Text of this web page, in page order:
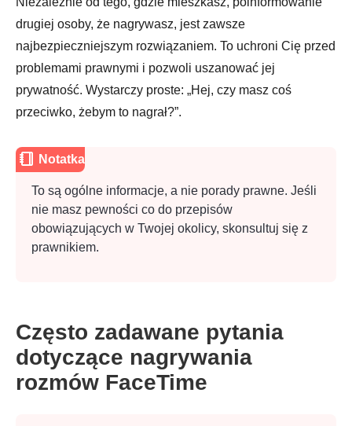
drugiej osoby, że nagrywasz, jest zawsze
najbezpieczniejszym rozwiązaniem. To uchroni Cię przed
problemami prawnymi i pozwoli uszanować jej
prywatność. Wystarczy proste: „Hej, czy masz coś
przeciwko, żebym to nagrał?”.
Notatka
To są ogólne informacje, a nie porady prawne. Jeśli
nie masz pewności co do przepisów
obowiązujących w Twojej okolicy, skonsultuj się z
prawnikiem.
Często zadawane pytania
dotyczące nagrywania
rozmów FaceTime